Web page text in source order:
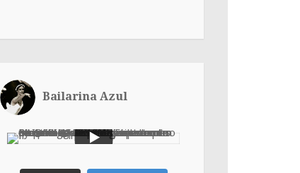
Bailarina Azul